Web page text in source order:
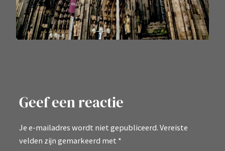
Geef een reactie
Je e-mailadres wordt niet gepubliceerd. Vereiste
velden zijn gemarkeerd met *